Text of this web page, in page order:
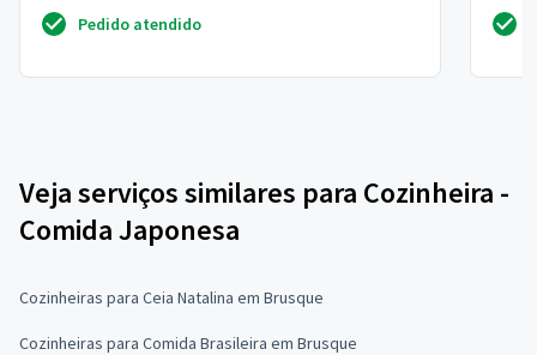
Pedido atendido
Veja serviços similares para Cozinheira -
Comida Japonesa
Cozinheiras para Ceia Natalina em Brusque
Cozinheiras para Comida Brasileira em Brusque